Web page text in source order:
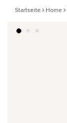
Startseite Home